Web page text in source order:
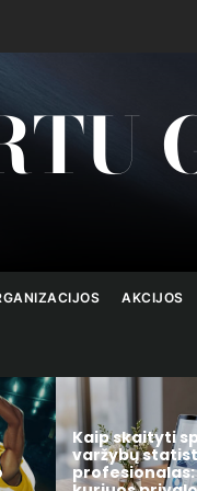
AKCIJOS
Kaip išsirinkti
namų